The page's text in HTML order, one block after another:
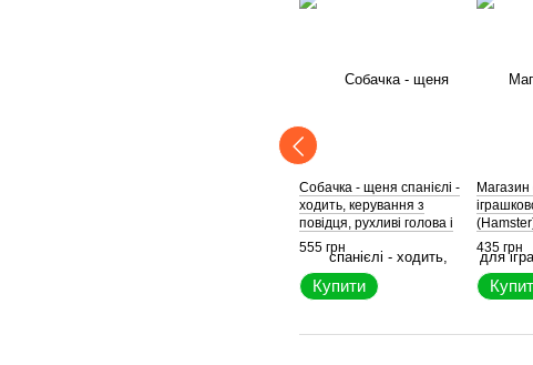
Собачка - щеня спанієлі -
ходить, керування з
повідця, рухливі голова і
хвостик
555 грн
Купити
треку,
вигляді
435 грн